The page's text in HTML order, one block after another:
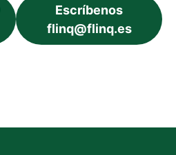
Escríbenos
flinq@flinq.es